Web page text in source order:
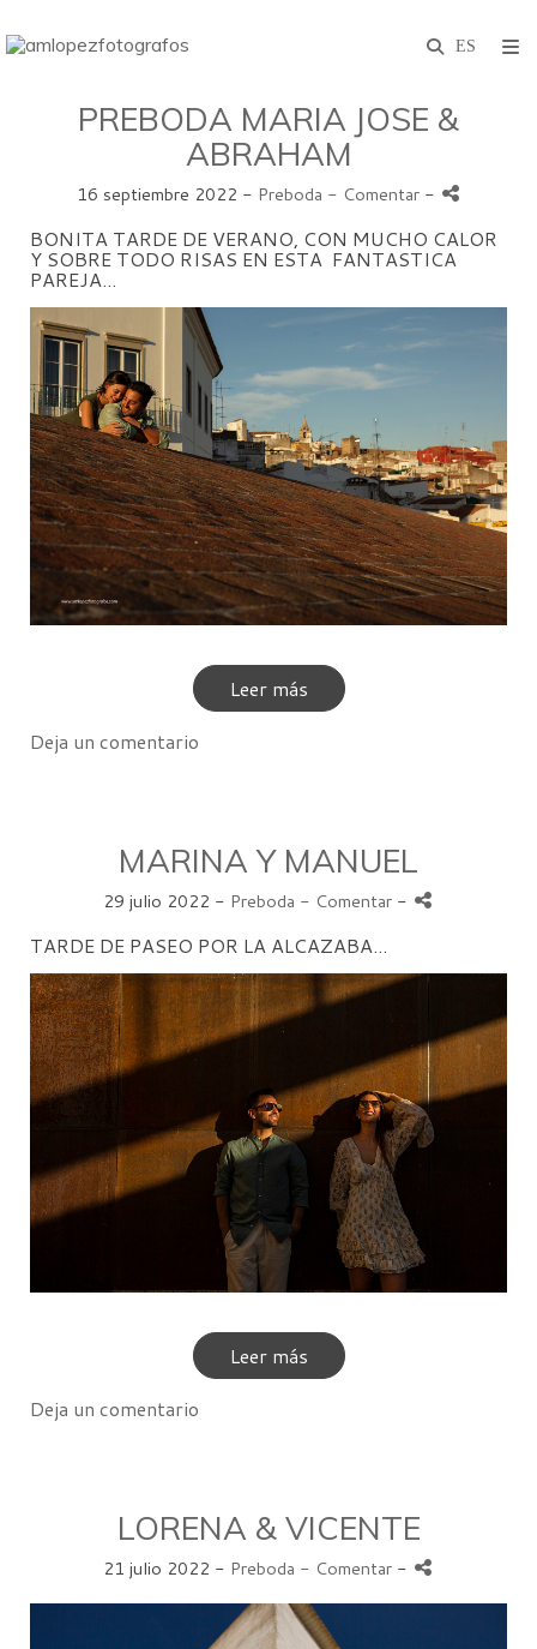
PREBODA MARIA JOSE &
ABRAHAM
16 septiembre 2022 - Preboda - Comentar -
BONITA TARDE DE VERANO, CON MUCHO CALOR
Y SOBRE TODO RISAS EN ESTA FANTASTICA
PAREJA...
Leer más
Deja un comentario
MARINA Y MANUEL
29 julio 2022 - Preboda - Comentar -
TARDE DE PASEO POR LA ALCAZABA...
Leer más
Deja un comentario
LORENA & VICENTE
21 julio 2022 - Preboda - Comentar -